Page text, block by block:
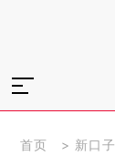
首页 > 新口子